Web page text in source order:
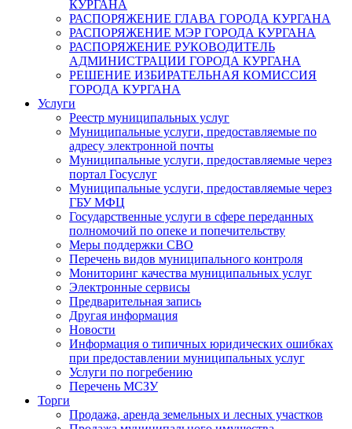
КУРГАНА
РАСПОРЯЖЕНИЕ ГЛАВА ГОРОДА КУРГАНА
РАСПОРЯЖЕНИЕ МЭР ГОРОДА КУРГАНА
РАСПОРЯЖЕНИЕ РУКОВОДИТЕЛЬ
АДМИНИСТРАЦИИ ГОРОДА КУРГАНА
РЕШЕНИЕ ИЗБИРАТЕЛЬНАЯ КОМИССИЯ
ГОРОДА КУРГАНА
Услуги
Реестр муниципальных услуг
Муниципальные услуги, предоставляемые по
адресу электронной почты
Муниципальные услуги, предоставляемые через
портал Госуслуг
Муниципальные услуги, предоставляемые через
ГБУ МФЦ
Государственные услуги в сфере переданных
полномочий по опеке и попечительству
Меры поддержки СВО
Перечень видов муниципального контроля
Мониторинг качества муниципальных услуг
Электронные сервисы
Предварительная запись
Другая информация
Новости
Информация о типичных юридических ошибках
при предоставлении муниципальных услуг
Услуги по погребению
Перечень МСЗУ
Торги
Продажа, аренда земельных и лесных участков